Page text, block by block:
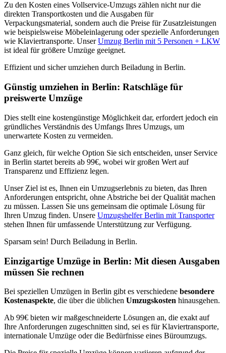
Zu den Kosten eines Vollservice-Umzugs zählen nicht nur die
direkten Transportkosten und die Ausgaben für
Verpackungsmaterial, sondern auch die Preise für Zusatzleistungen
wie beispielsweise Möbeleinlagerung oder spezielle Anforderungen
wie Klaviertransporte. UnserUmzug Berlin mit 5 Personen + LKW
ist ideal für größere Umzüge geeignet.
Effizient und sicher umziehen durch Beiladung in Berlin.
Günstig umziehen in Berlin: Ratschläge für
preiswerte Umzüge
Dies stellt eine kostengünstige Möglichkeit dar, erfordert jedoch ein
gründliches Verständnis des Umfangs Ihres Umzugs, um
unerwartete Kosten zu vermeiden.
Ganz gleich, für welche Option Sie sich entscheiden, unser Service
in Berlin startet bereits ab 99€, wobei wir großen Wert auf
Transparenz und Effizienz legen.
Unser Ziel ist es, Ihnen ein Umzugserlebnis zu bieten, das Ihren
Anforderungen entspricht, ohne Abstriche bei der Qualität machen
zu müssen. Lassen Sie uns gemeinsam die optimale Lösung für
Ihren Umzug finden. Unsere Umzugshelfer Berlin mit Transporter
stehen Ihnen für umfassende Unterstützung zur Verfügung.
Sparsam sein! Durch Beiladung in Berlin.
Einzigartige Umzüge in Berlin: Mit diesen Ausgaben
müssen Sie rechnen
Bei speziellen Umzügen in Berlin gibt es verschiedene besondere
Kostenaspekte, die über die üblichen Umzugskosten hinausgehen.
Ab 99€ bieten wir maßgeschneiderte Lösungen an, die exakt auf
Ihre Anforderungen zugeschnitten sind, sei es für Klaviertransporte,
internationale Umzüge oder die Bedürfnisse eines Büroumzugs.